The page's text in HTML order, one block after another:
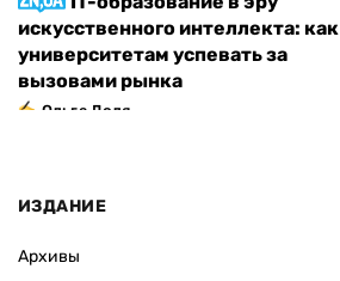
искусственного интеллекта: как
университетам успевать за
вызовами рынка
Ольга Доля
ИЗДАНИЕ
Архивы